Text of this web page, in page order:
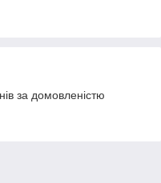
за домовленістю